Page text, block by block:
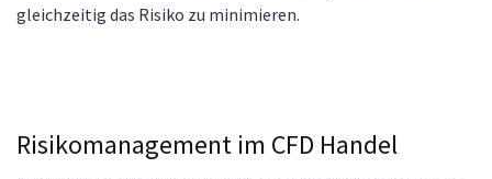
gleichzeitig das Risiko zu minimieren.
Risikomanagement im CFD Handel